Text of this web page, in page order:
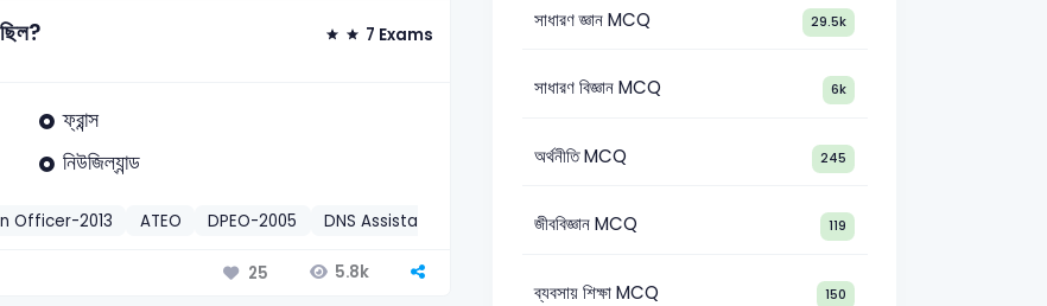
7 Exams
ফ্রান্স
নিউজিল্যান্ড
Officer-2013 ATEO DPEO-2005 DNS Assistant Director-2007 সাধারণ জ্ঞান
25 5.8k
সাধারণ জ্ঞান MCQ 29.5k
সাধারণ বিজ্ঞান MCQ 6k
অর্থনীতি MCQ 245
জীববিজ্ঞান MCQ 119
ব্যবসায় শিক্ষা MCQ 150